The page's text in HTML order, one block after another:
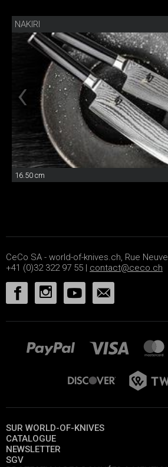
NAKIRI
16.50 cm
CeCo SA - world-of-knives.ch, Rue
+41 (0)32 322 97 55 | contact@ceco.ch
SUR WORLD-OF-KNIVES
CATALOGUE
NEWSLETTER
SGV